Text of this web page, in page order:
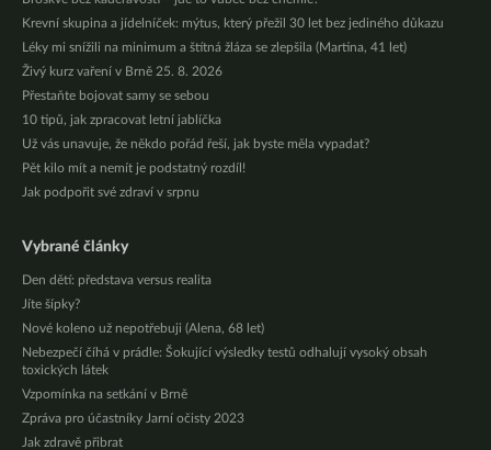
Krevní skupina a jídelníček: mýtus, který přežil 30 let bez jediného důkazu
Léky mi snížili na minimum a štítná žláza se zlepšila (Martina, 41 let)
Živý kurz vaření v Brně 25. 8. 2026
Přestaňte bojovat samy se sebou
10 tipů, jak zpracovat letní jablíčka
Už vás unavuje, že někdo pořád řeší, jak byste měla vypadat?
Pět kilo mít a nemít je podstatný rozdíl!
Jak podpořit své zdraví v srpnu
Vybrané články
Den dětí: představa versus realita
Jíte šípky?
Nové koleno už nepotřebuji (Alena, 68 let)
Nebezpečí číhá v prádle: Šokující výsledky testů odhalují vysoký obsah
toxických látek
Vzpomínka na setkání v Brně
Zpráva pro účastníky Jarní očisty 2023
Jak zdravě přibrat